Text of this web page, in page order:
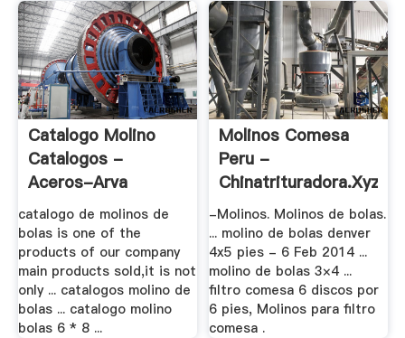
Catalogo Molino
Catalogos -
Aceros-Arva
catalogo de molinos de
bolas is one of the
products of our company
main products sold,it is not
only ... catalogos molino de
bolas ... catalogo molino
bolas 6 * 8 ...
Molinos Comesa
Peru -
Chinatrituradora.xyz
-Molinos. Molinos de bolas.
... molino de bolas denver
4x5 pies - 6 Feb 2014 ...
molino de bolas 3×4 ...
filtro comesa 6 discos por
6 pies, Molinos para filtro
comesa .